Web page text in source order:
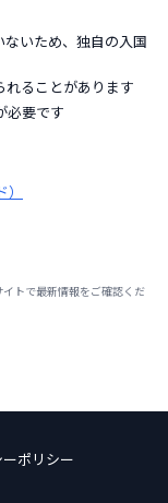
いため、独自の入国
れることがあります
必要です
トで最新情報をご確認くだ
ポリシー